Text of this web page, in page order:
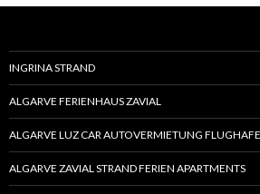
INGRINA STRAND
ALGARVE FERIENHAUS ZAVIAL
ALGARVE LUZ CAR AUTOVERMIETUNG
ALGARVE ZAVIAL STRAND FERIEN APARTMENTS